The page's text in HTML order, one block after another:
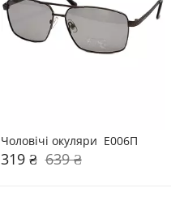
Чоловічі окуляри  Е006П
319 ₴ 639 ₴